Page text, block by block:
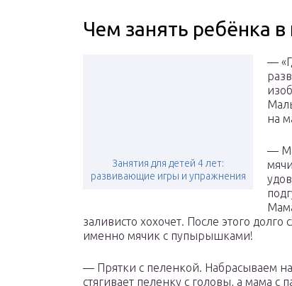
Чем занять ребёнка в
Занятия для детей 4 лет:
развивающие игры и упражнения
—
на
—
заливисто хохочет. После этого
именно мячик с пупырышками!
— Прятки с пеленкой. Набрасываем
стягивает пеленку с головы, а мама с